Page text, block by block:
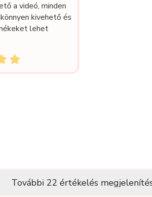
a videó, minden
kivehető és
lehet
További 22 értékelés